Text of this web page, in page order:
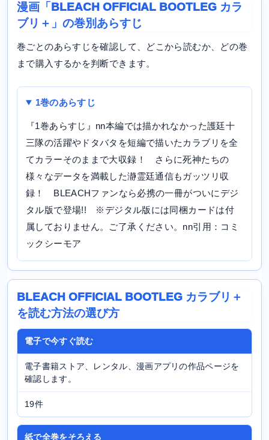
漫画「BLEACH OFFICIAL BOOTLEG カラ
ブリ＋」の巻別あらすじ
巻ごとのあらすじを確認して、どこから読むか、どの巻
まで購入するかを判断できます。
1巻のあらすじ
『1巻あらすじ』nn本編では描かれなかった護廷十
三隊の活躍やドタバタを短編で描いたカラブリを全
てカラーそのままで大収録！ さらに死神たちの
様々なデータを満載した瀞霊廷通信もガッツリ収
録！ BLEACHファンなら必携の一冊がついにデジ
タル版で登場!! ※デジタル版には同梱カードは付
属しておりません。ご了承ください。nn引用：コミ
ックシーモア
BLEACH OFFICIAL BOOTLEG カラブリ＋
を読む方法の選び方
電子で今すぐ読む
電子書籍ストア、レンタル、漫画アプリの作品ページを
確認します。
19件
紙で全巻をそろえる